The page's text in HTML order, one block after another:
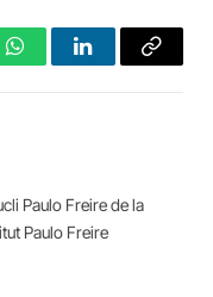
WhatsAppLinkedInCopy
Paulo Freire de la
Paulo Freire